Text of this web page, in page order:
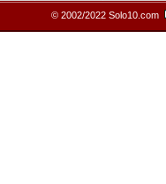
© 2002/2022 Solo10.com